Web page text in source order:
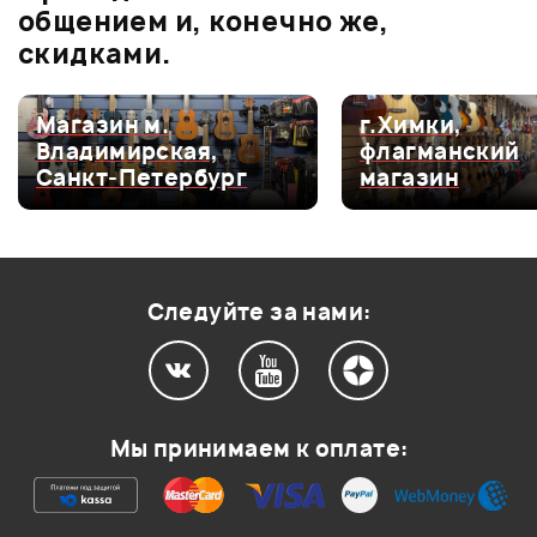
Мой отзыв о товаре
Ваша оценка:
Впечатления о товаре:
общением и, конечно же,
скидками.
Магазин м.
Владимирская,
Санкт-Петербург
г.Химки,
флагманский
магазин
Следуйте за нами:
Мы принимаем к оплате: